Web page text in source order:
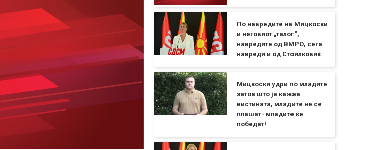
По навредите на Мицкоски
и неговиот „талог“,
навредите од ВМРО, сега
навреди и од Стоилковиќ
Мицкоски удри по младите
затоа што ја кажаа
вистината, младите не се
плашат- младите ќе
победат!